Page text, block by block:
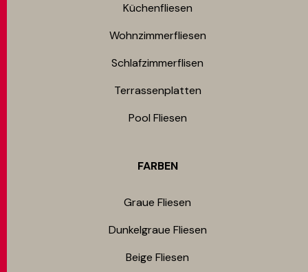
Küchenfliesen
Wohnzimmerfliesen
Schlafzimmerflisen
Terrassenplatten
Pool Fliesen
FARBEN
Graue Fliesen
Dunkelgraue Fliesen
Beige Fliesen